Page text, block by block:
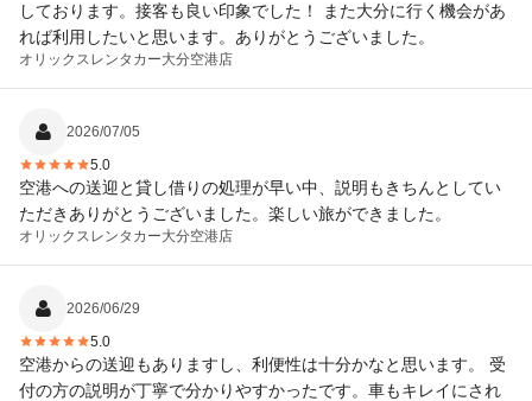
しております。接客も良い印象でした！ また大分に行く機会があ
れば利用したいと思います。ありがとうございました。
オリックスレンタカー大分空港店
2026/07/05
5.0
空港への送迎と貸し借りの処理が早い中、説明もきちんとしてい
ただきありがとうございました。楽しい旅ができました。
オリックスレンタカー大分空港店
2026/06/29
5.0
空港からの送迎もありますし、利便性は十分かなと思います。 受
付の方の説明が丁寧で分かりやすかったです。車もキレイにされ